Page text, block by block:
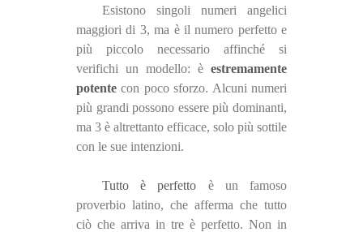
Esistono singoli numeri angelici
maggiori di 3, ma è il numero perfetto e
più piccolo necessario affinché si
verifichi un modello: è estremamente
potente con poco sforzo. Alcuni numeri
più grandi possono essere più dominanti,
ma 3 è altrettanto efficace, solo più sottile
con le sue intenzioni.
Tutto è perfetto è un famoso
proverbio latino, che afferma che tutto
ciò che arriva in tre è perfetto. Non in